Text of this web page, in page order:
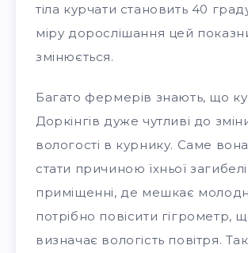
тіла курчати становить 40
міру дорослішання цей
змінюється.
Багато фермерів знають, що
Доркінгів дуже чутливі до
вологості в курнику. Саме
стати причиною їхньої
приміщенні, де мешкає
потрібно повісити гігрометр,
визначає вологість повітря.